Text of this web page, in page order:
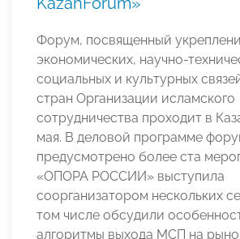
Форум, посвященный
экономических, научно-
социальных и культурных
стран Организации исламского
сотрудничества проходит в
мая. В деловой программе
предусмотрено более ста
«ОПОРА РОССИИ» выступила
соорганизатором нескольких
том числе обсудили
алгоритмы выхода МСП на